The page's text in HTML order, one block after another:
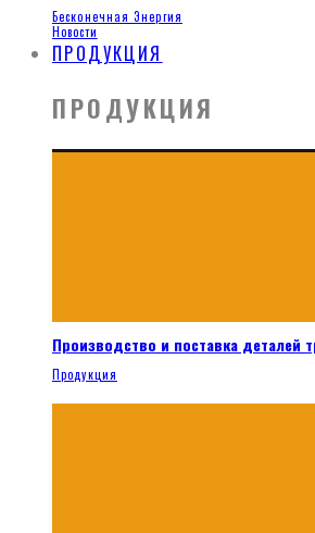
Бесконечная Энергия
Новости
ПРОДУКЦИЯ
ПРОДУКЦИЯ
Производство и поставка деталей
Продукция